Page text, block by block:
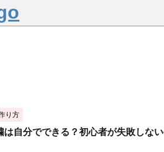
り方
は自分でできる？初心者が失敗しな